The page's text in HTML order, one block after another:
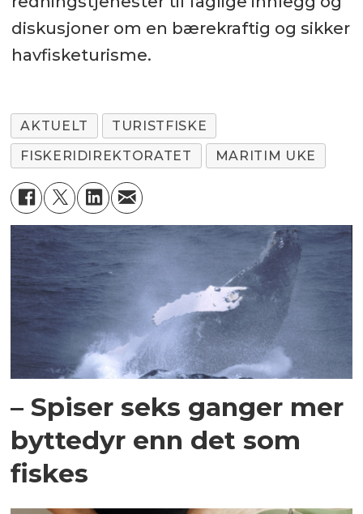
diskusjoner om en bærekraftig og sikker
havfisketurisme.
AKTUELT
TURISTFISKE
FISKERIDIREKTORATET
MARITIM UKE
– Spiser seks ganger mer
byttedyr enn det som
fiskes